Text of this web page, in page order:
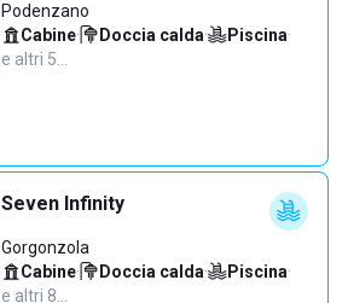
Podenzano
Cabine· Doccia calda· Piscina·
e altri 5…
Seven Infinity
Gorgonzola
Cabine· Doccia calda· Piscina·
e altri 8…